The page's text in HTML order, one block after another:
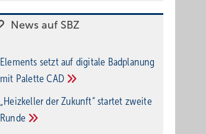
News auf SBZ
Elements setzt auf di­gi­ta­le Bad­pla­nung
mit PaletteCAD
„Heizkeller der Zu­kunft“ star­tet zwei­te
Run­de